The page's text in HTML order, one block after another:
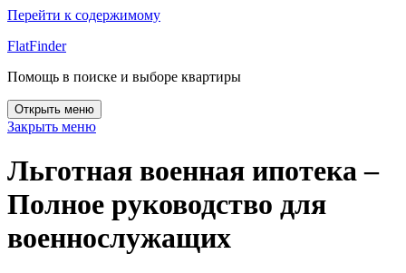
Перейти к содержимому
FlatFinder
Помощь в поиске и выборе квартиры
Открыть меню
Закрыть меню
Льготная военная ипотека –
Полное руководство для
военнослужащих